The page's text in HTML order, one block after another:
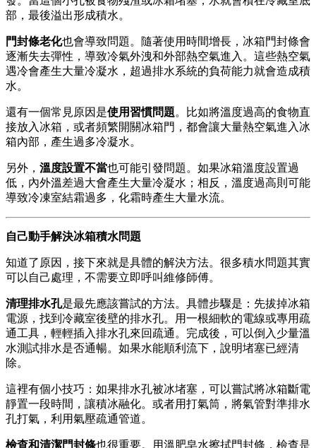
部，最後溢出形成積水。
門封條老化也會導致問題。隨著使用時間增長，冰箱門封條會
逐漸失去彈性，導致冷氣外洩和外部熱空氣進入。這些熱空氣
遇冷會產生大量冷凝水，超過排水系統的負荷能力就會造成積
水。
還有一個常見原因是使用習慣問題。比如將溫度過高的食物直
接放入冰箱，或者頻繁開關冰箱門，都會讓大量熱空氣進入冰
箱內部，產生過多冷凝水。
另外， 溫度設置不當也可能引發問題。如果冰箱溫度設置過
低，內外溫差過大會產生大量冷凝水；相反，溫度過高則可能
導致冷凍室結霜過多，化霜時產生大量水流。
自己動手解決冰箱積水問題
知道了原因，接下來就是具體的解決方法。很多積水問題其實
可以自己處理，不需要立即呼叫維修師傅。
清理排水孔是最先應該嘗試的方法。具體步驟是：先拔掉冰箱
電源，找到冷藏室後壁的排水孔。用一根細軟的電線或專用疏
通工具，輕輕插入排水孔來回疏通。完成後，可以倒入少量溫
水測試排水是否通暢。如果水能順利流下，說明堵塞已經清
除。
這裡有個小技巧：如果排水孔被冰堵塞，可以嘗試將冰箱斷電
靜置一段時間，讓積冰融化。或者用打氣筒，將氣管對準排水
孔打氣，利用氣壓疏通管道。
檢查和清潔門封條也很重要。用溫肥皂水擦拭門封條，檢查是